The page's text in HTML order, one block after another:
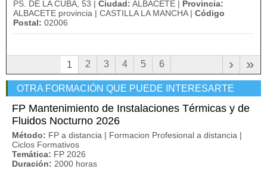
PS. DE LA CUBA, 53 | Ciudad: ALBACETE | Provincia:
ALBACETE provincia | CASTILLA LA MANCHA | Código
Postal: 02006
1 2 3 4 5 6 »
›
OTRA FORMACIÓN QUE PUEDE INTERESARTE
FP Mantenimiento de Instalaciones Térmicas y de
Fluidos Nocturno 2026
Método: FP a distancia | Formacion Profesional a distancia |
Ciclos Formativos
Temática: FP 2026
Duración: 2000 horas